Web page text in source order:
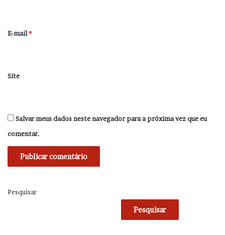
*
E-mail*
Site
Salvar meus dados neste navegador para a próxima vez que eu
comentar.
Pesquisar
Pesquisar